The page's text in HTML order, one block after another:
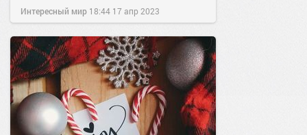
Интересный мир 18:44 17 апр 2023